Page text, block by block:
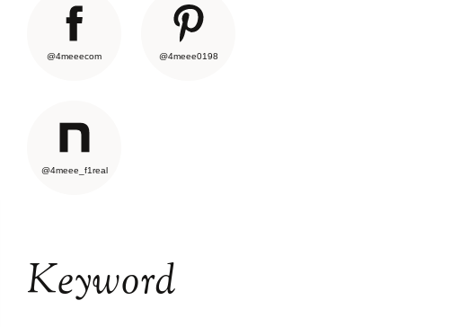
@4meeecom @4meee0198
@4meee_f1real
Keyword